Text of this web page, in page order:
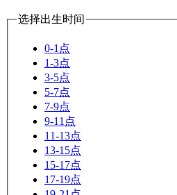
选择出生时间
0-1点
1-3点
3-5点
5-7点
7-9点
9-11点
11-13点
13-15点
15-17点
17-19点